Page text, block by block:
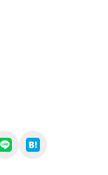
line